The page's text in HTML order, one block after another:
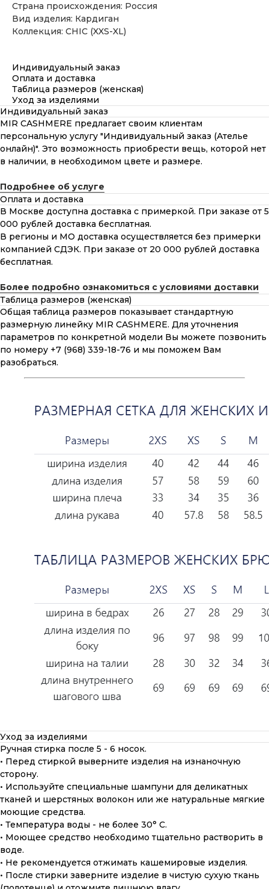
Страна происхождения: Россия
Вид изделия: Кардиган
Коллекция: CHIC (XXS-XL)
Индивидуальный заказ
Оплата и доставка
Таблица размеров (женская)
Уход за изделиями
Индивидуальный заказ
MIR CASHMERE предлагает своим клиентам
персональную услугу "Индивидуальный заказ (Ателье
онлайн)". Это возможность приобрести вещь, которой нет
в наличии, в необходимом цвете и размере.
Подробнее об услуге
Оплата и доставка
В Москве доступна доставка с примеркой. При заказе от 5
000 рублей доставка бесплатная.
В регионы и МО доставка осуществляется без примерки
компанией СДЭК. При заказе от 20 000 рублей доставка
бесплатная.
Более подробно ознакомиться с условиями доставки
Таблица размеров (женская)
Общая таблица размеров показывает стандартную
размерную линейку MIR CASHMERE. Для уточнения
параметров по конкретной модели Вы можете позвонить
по номеру +7 (968) 339-18-76 и мы поможем Вам
разобраться.
Уход за изделиями
Ручная стирка после 5 - 6 носок.
• Перед стиркой выверните изделия на изнаночную
сторону.
• Используйте специальные шампуни для деликатных
тканей и шерстяных волокон или же натуральные мягкие
моющие средства.
• Температура воды - не более 30° С.
• Моющее средство необходимо тщательно растворить в
воде.
• Не рекомендуется отжимать кашемировые изделия.
• После стирки заверните изделие в чистую сухую ткань